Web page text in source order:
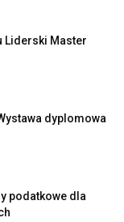
Liderski Master
dyplomowa
podatkowe dla